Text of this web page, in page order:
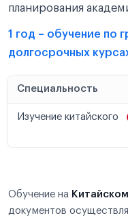
планирования
1 год – обучение по
долгосрочных
Специальность
Изучение китайского
Обучение на Китайском
документов